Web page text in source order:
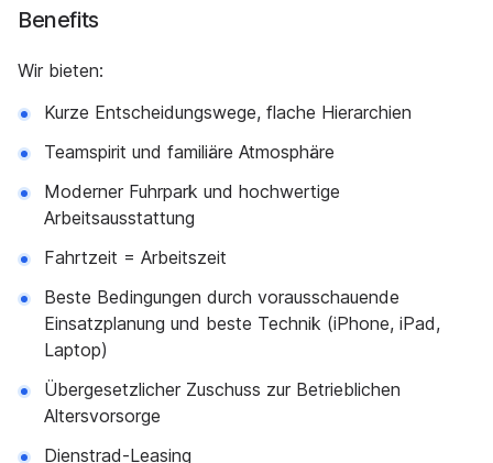
Benefits
Wir bieten:
Kurze Entscheidungswege, flache Hierarchien
Teamspirit und familiäre Atmosphäre
Moderner Fuhrpark und hochwertige
Arbeitsausstattung
Fahrtzeit = Arbeitszeit
Beste Bedingungen durch vorausschauende
Einsatzplanung und beste Technik (iPhone, iPad,
Laptop)
Übergesetzlicher Zuschuss zur Betrieblichen
Altersvorsorge
Dienstrad-Leasing